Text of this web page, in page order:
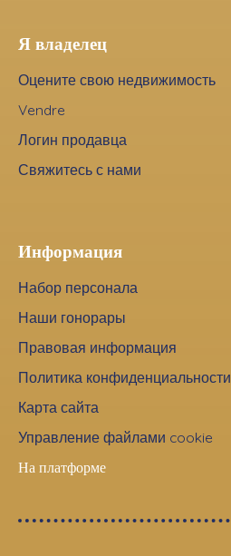
Я владелец
Оцените свою недвижимость
Vendre
Логин продавца
Свяжитесь с нами
Информация
Набор персонала
Наши гонорары
Правовая информация
Политика конфиденциальности
Карта сайта
Управление файлами cookie
На платформе